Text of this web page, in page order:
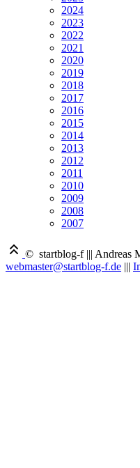
2024
2023
2022
2021
2020
2019
2018
2017
2016
2015
2014
2013
2012
2011
2010
2009
2008
2007
© startblog-f ||| Andreas
webmaster@startblog-f.de |||